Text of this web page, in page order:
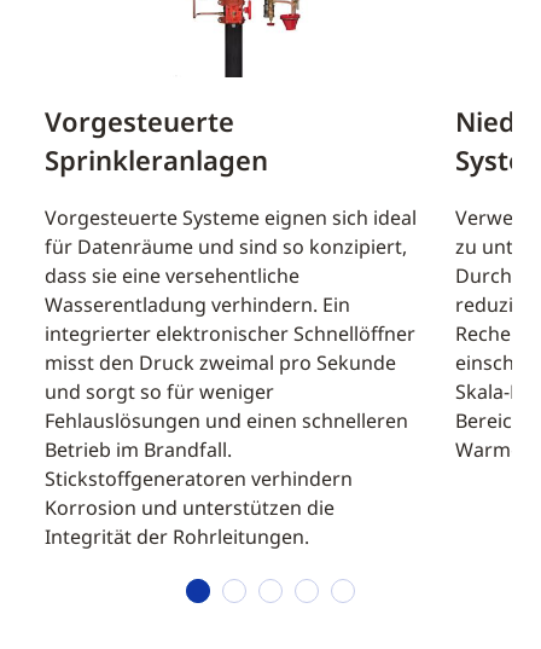
Vorgesteuerte
Sprinkleranlagen
Vorgesteuerte Systeme eignen sich ideal
für Datenräume und sind so konzipiert,
dass sie eine versehentliche
Wasserentladung verhindern. Ein
integrierter elektronischer Schnellöffner
misst den Druck zweimal pro Sekunde
und sorgt so für weniger
Fehlauslösungen und einen schnelleren
Betrieb im Brandfall.
Stickstoffgeneratoren verhindern
Korrosion und unterstützen die
Integrität der Rohrleitungen.
zu
Skala-